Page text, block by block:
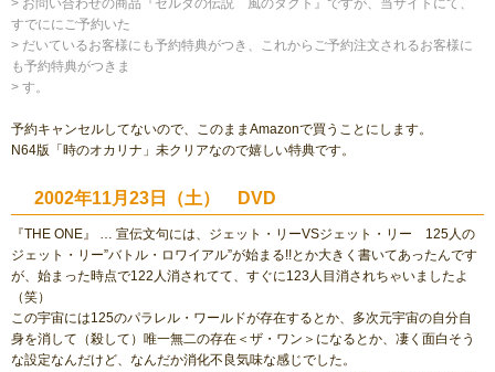
> お問い合わせの商品『ゼルダの伝説 風のタクト』ですが、当サイトにて、
すでににご予約いた
> だいているお客様にも予約特典がつき、これからご予約注文されるお客様に
も予約特典がつきま
> す。
予約キャンセルしてないので、このままAmazonで買うことにします。
N64版「時のオカリナ」未クリアなので嬉しい特典です。
2002年11月23日（土） DVD
『THE ONE』 … 宣伝文句には、ジェット・リーVSジェット・リー 125人の
ジェット・リー”バトル・ロワイアル”が始まる!!とか大きく書いてあったんです
が、始まった時点で122人消されてて、すぐに123人目消されちゃいましたよ
（笑）
この宇宙には125のパラレル・ワールドが存在するとか、多次元宇宙の自分自
身を消して（殺して）唯一無二の存在＜ザ・ワン＞になるとか、凄く面白そう
な設定なんだけど、なんだか消化不良気味な感じでした。